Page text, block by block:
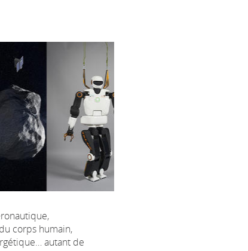
corps humain,
autant de